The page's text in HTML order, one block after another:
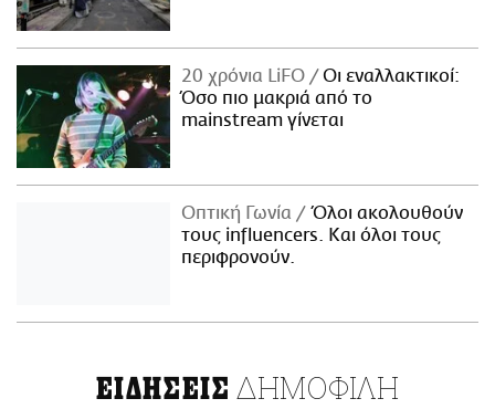
20 χρόνια LiFO
Οι εναλλακτικοί:
Όσο πιο μακριά από το
mainstream γίνεται
Οπτική Γωνία
Όλοι ακολουθούν
τους influencers. Και όλοι τους
περιφρονούν.
ΕΙΔΗΣΕΙΣ ΔΗΜΟΦΙΛΗ